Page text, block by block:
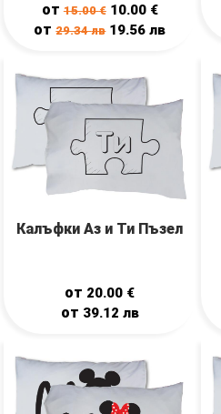
от15.00€ 10.00 €
от29.34лв 19.56лв
Калъфки Аз и Ти Пъзел
от 20.00 €
от 39.12 лв